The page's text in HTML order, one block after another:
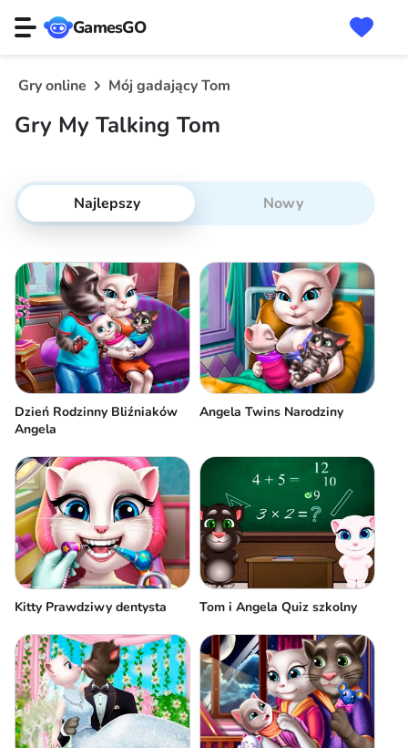
GamesGO
Gry online Mój gadający Tom
Gry My Talking Tom
Najlepszy Nowy
Dzień Rodzinny Bliźniaków
Angela
Angela Twins Narodziny
Kitty Prawdziwy dentysta Tom i Angela Quiz szkolny